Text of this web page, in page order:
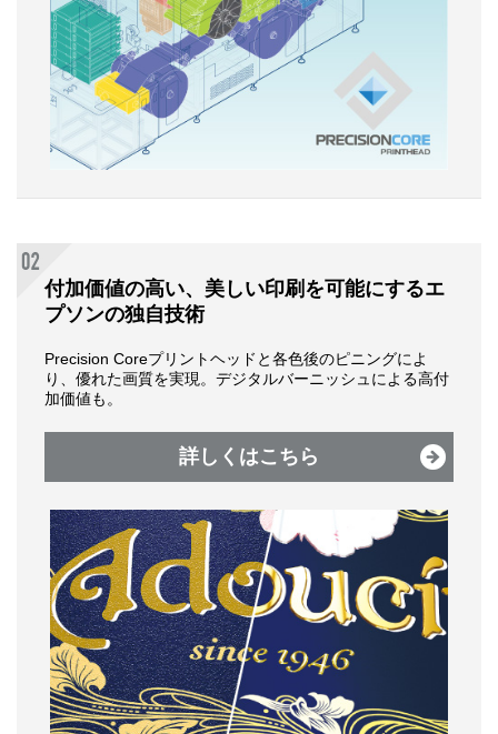
付加価値の高い、美しい印刷を可能にするエ
プソンの独自技術
Precision Coreプリントヘッドと各色後のピニングによ
り、優れた画質を実現。デジタルバーニッシュによる高付
加価値も。
詳しくはこちら